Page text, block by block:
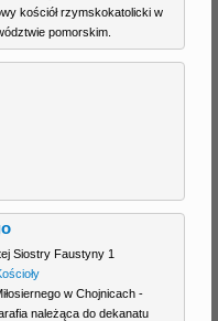
kościół rzymskokatolicki w
pomorskim.
Siostry Faustyny 1
w Chojnicach -
należąca do dekanatu